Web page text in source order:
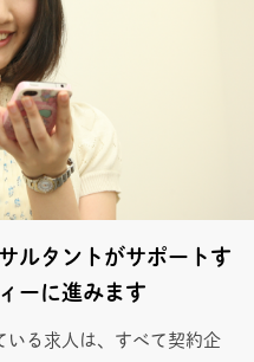
ルタントがサポートす
ーに進みます
いる求人は、すべて契約企